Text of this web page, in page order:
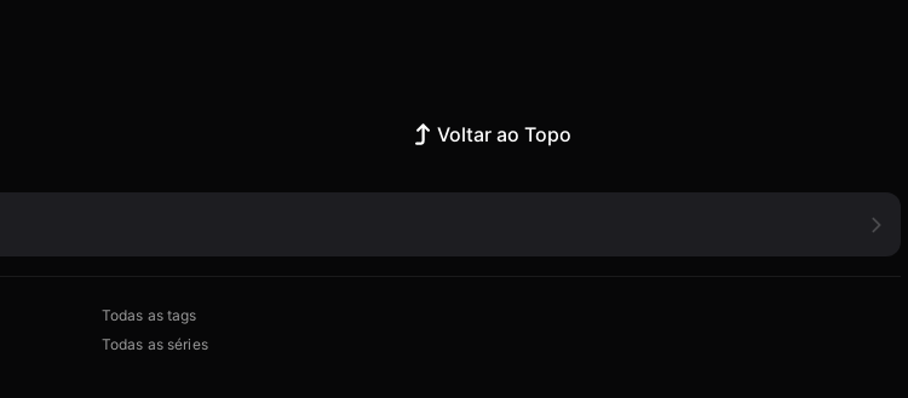
Voltar ao Topo
Todas as tags
Todas as séries